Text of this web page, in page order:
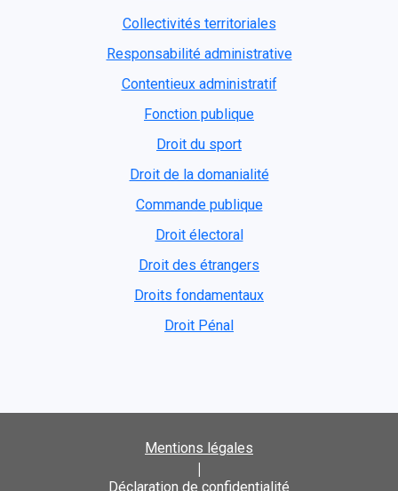
Collectivités territoriales
Responsabilité administrative
Contentieux administratif
Fonction publique
Droit du sport
Droit de la domanialité
Commande publique
Droit électoral
Droit des étrangers
Droits fondamentaux
Droit Pénal
Mentions légales
|
Déclaration de confidentialité